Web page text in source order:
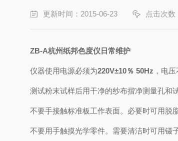
更新时间：2015-06-23 点击次数
ZB-A杭州纸邦色度仪日常维护
仪器使用电源必须为220V±10％ 50Hz ，电
测试粉末试样后用干净的纱布揩净测量孔和
不要手接触标准板工作表面。必要时可用脱
不要用手触摸光学零件。需要清洁时可用镊